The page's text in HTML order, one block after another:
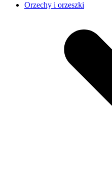
Orzechy i orzeszki